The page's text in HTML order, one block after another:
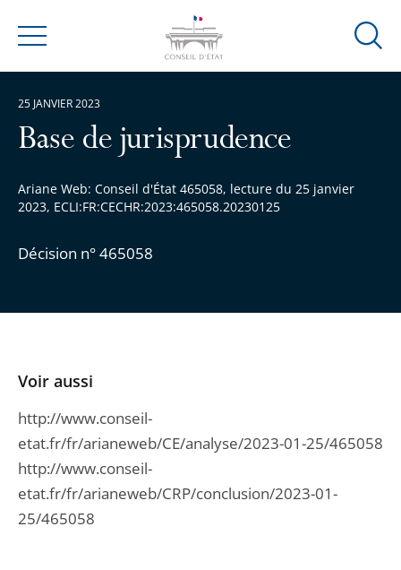
Menu
Ouvrir
Base de jurisprudence
Ariane Web: Conseil d'État 465058, lecture du 25 janvier
2023, ECLI:FR:CECHR:2023:465058.20230125
Décision n° 465058
25 JANVIER 2023
Voir aussi
http://www.conseil-
etat.fr/fr/arianeweb/CE/analyse/2023-01-25/465058
http://www.conseil-
etat.fr/fr/arianeweb/CRP/conclusion/2023-01-
25/465058